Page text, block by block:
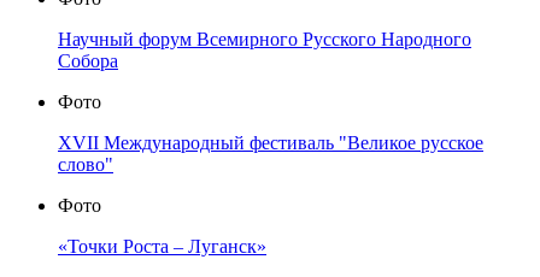
Научный форум Всемирного Русского Народного
Собора
Фото
XVII Международный фестиваль "Великое русское
слово"
Фото
«Точки Роста – Луганск»